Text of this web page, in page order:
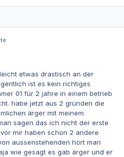
etwas drastisch an der
ist es kein richtiges
01 für 2 jahre in einem betrieb
habe jetzt aus 2 gründen die
ärger mit meinem
sagen das ich nicht der erste
mir haben schon 2 andere
aussenstehenden hört man
wie gesagt es gab ärger und er